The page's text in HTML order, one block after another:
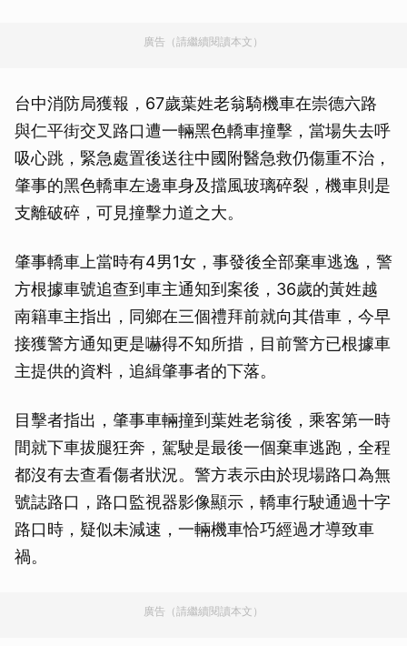
廣告（請繼續閱讀本文）
台中消防局獲報，67歲葉姓老翁騎機車在崇德六路
與仁平街交叉路口遭一輛黑色轎車撞擊，當場失去呼
吸心跳，緊急處置後送往中國附醫急救仍傷重不治，
肇事的黑色轎車左邊車身及擋風玻璃碎裂，機車則是
支離破碎，可見撞擊力道之大。
肇事轎車上當時有4男1女，事發後全部棄車逃逸，警
方根據車號追查到車主通知到案後，36歲的黃姓越
南籍車主指出，同鄉在三個禮拜前就向其借車，今早
接獲警方通知更是嚇得不知所措，目前警方已根據車
主提供的資料，追緝肇事者的下落。
目擊者指出，肇事車輛撞到葉姓老翁後，乘客第一時
間就下車拔腿狂奔，駕駛是最後一個棄車逃跑，全程
都沒有去查看傷者狀況。警方表示由於現場路口為無
號誌路口，路口監視器影像顯示，轎車行駛通過十字
路口時，疑似未減速，一輛機車恰巧經過才導致車
禍。
廣告（請繼續閱讀本文）